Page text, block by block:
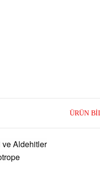
ÜRÜN
ve Aldehitler